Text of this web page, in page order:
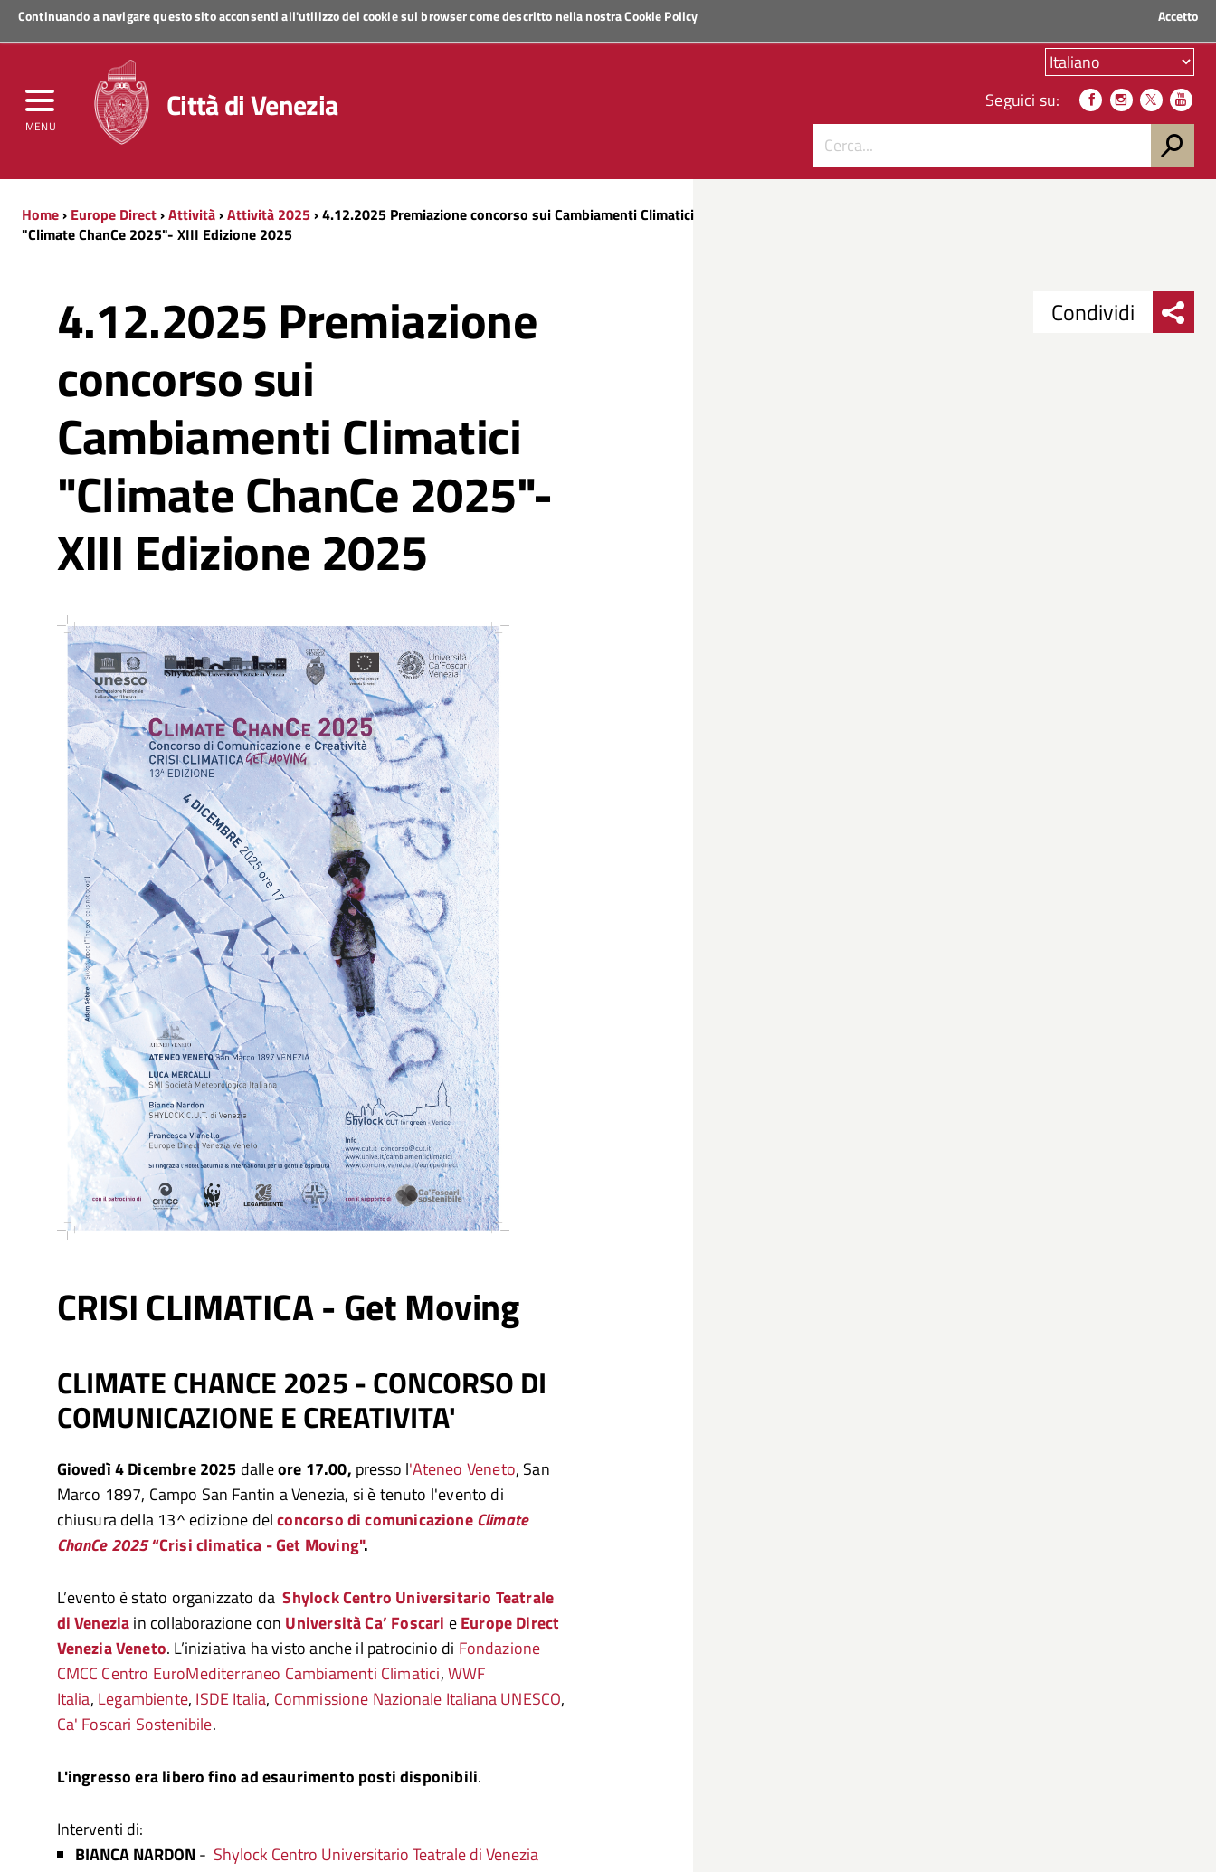
Continuando a navigare questo sito acconsenti all'utilizzo dei cookie sul browser come descritto nella nostraCookie Policy Accetto
MENU
Regione Veneto
Città di Venezia Seguici su:
Home› Europe Direct›Attività›Attività 2025› 4.12.2025 Premiazione concorso sui Cambiamenti Climatici
"Climate ChanCe 2025"- XIII Edizione 2025
4.12.2025 Premiazione
concorso sui
Cambiamenti Climatici
"Climate ChanCe 2025"-
XIII Edizione 2025
CRISI CLIMATICA - Get Moving
CLIMATE CHANCE 2025 - CONCORSO DI
COMUNICAZIONE E CREATIVITA'
Giovedì4 Dicembre 2025 dalleore 17.00, presso l'Ateneo Veneto, San
Marco 1897, Campo San Fantin a Venezia, si è tenuto l'evento di
chiusura della 13^ edizione delconcorso di comunicazioneClimate
ChanCe 2025“Crisi climatica - Get Moving".
L’evento è stato organizzato daShylock Centro Universitario Teatrale
di Veneziain collaborazione con Università Ca’ Foscari eEurope Direct
Venezia Veneto. L’iniziativa ha visto anche il patrocinio di Fondazione
CMCC Centro EuroMediterraneo Cambiamenti Climatici,WWF
Italia, Legambiente, ISDE Italia, Commissione Nazionale Italiana UNESCO,
Ca' Foscari Sostenibile.
L'ingresso era libero fino ad esaurimento posti disponibili.
Interventi di:
BIANCA NARDON- Shylock Centro Universitario Teatrale di Venezia
Condividi